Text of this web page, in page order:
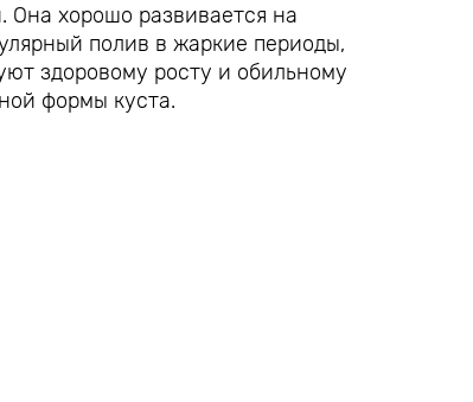
Она хорошо развивается на
полив в жаркие периоды,
здоровому росту и обильному
формы куста.